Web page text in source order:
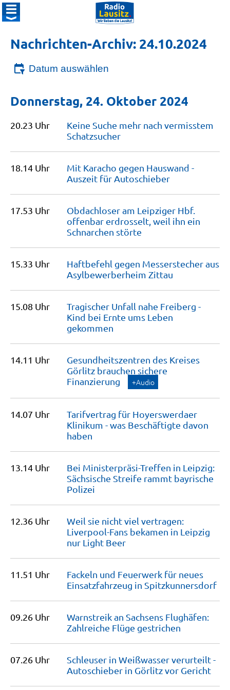
Nachrichten-Archiv: 24.10.2024
Datum auswählen
Donnerstag, 24. Oktober 2024
20.23 Uhr
Keine Suche mehr nach vermisstem
Schatzsucher
18.14 Uhr
Mit Karacho gegen Hauswand -
Auszeit für Autoschieber
17.53 Uhr
Obdachloser am Leipziger Hbf.
offenbar erdrosselt, weil ihn ein
Schnarchen störte
15.33 Uhr
Haftbefehl gegen Messerstecher aus
Asylbewerberheim Zittau
15.08 Uhr
Tragischer Unfall nahe Freiberg -
Kind bei Ernte ums Leben
gekommen
14.11 Uhr
Gesundheitszentren des Kreises
Görlitz brauchen sichere
Finanzierung
+Audio
14.07 Uhr
Tarifvertrag für Hoyerswerdaer
Klinikum - was Beschäftigte davon
haben
13.14 Uhr
Bei Ministerpräsi-Treffen in Leipzig:
Sächsische Streife rammt bayrische
Polizei
12.36 Uhr
Weil sie nicht viel vertragen:
Liverpool-Fans bekamen in Leipzig
nur Light Beer
11.51 Uhr
Fackeln und Feuerwerk für neues
Einsatzfahrzeug in Spitzkunnersdorf
09.26 Uhr
Warnstreik an Sachsens Flughäfen:
Zahlreiche Flüge gestrichen
07.26 Uhr
Schleuser in Weißwasser verurteilt -
Autoschieber in Görlitz vor Gericht